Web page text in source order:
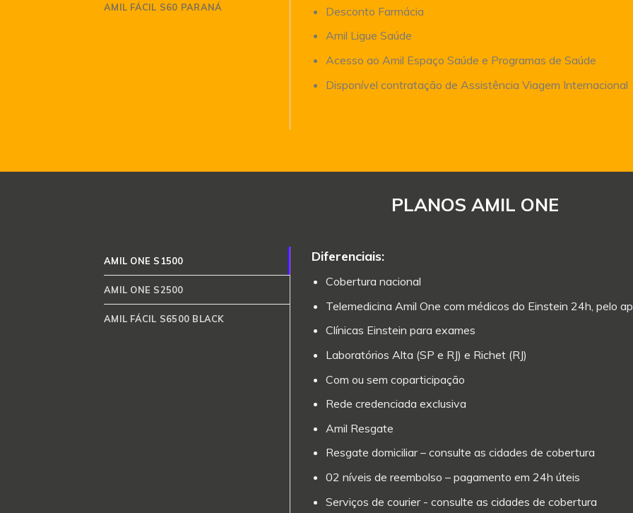
AMIL FÁCIL S60 PARANÁ
Desconto Farmácia
Amil Ligue Saúde
Acesso ao Amil Espaço Saúde e Programas de Saúde
Disponível contratação de Assistência Viagem Internacional
PLANOS AMIL ONE
AMIL ONE S1500
AMIL ONE S2500
AMIL FÁCIL S6500 BLACK
Diferenciais:
Cobertura nacional
Telemedicina Amil One com médicos do Einstein 24h, pelo
Clínicas Einstein para exames
Laboratórios Alta (SP e RJ) e Richet (RJ)
Com ou sem coparticipação
Rede credenciada exclusiva
Amil Resgate
Resgate domiciliar – consulte as cidades de cobertura
02 níveis de reembolso – pagamento em 24h úteis
Serviços de courier - consulte as cidades de cobertura